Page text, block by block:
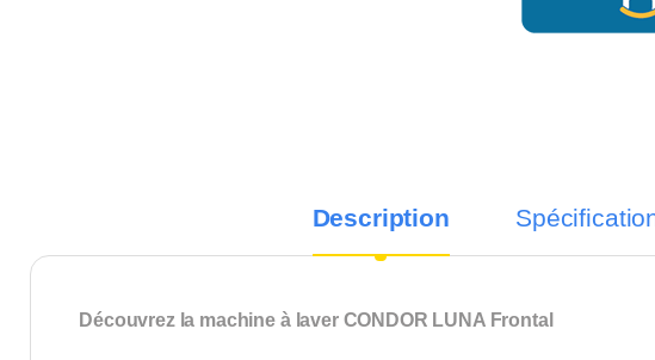
Description
Découvrez la machine à laver CONDOR LUNA Frontal